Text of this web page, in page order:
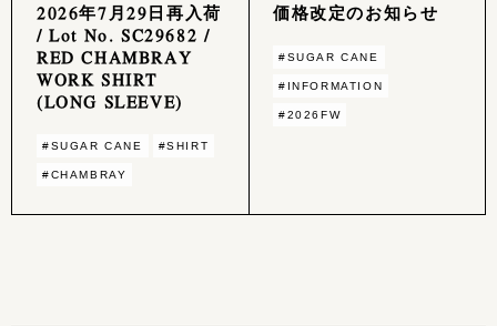
2026年7月29日再入荷
/ Lot No. SC29682 /
RED CHAMBRAY
WORK SHIRT
(LONG SLEEVE)
#SUGAR CANE #SHIRT
#CHAMBRAY
価格改定のお知らせ
#SUGAR CANE
#INFORMATION
#2026FW